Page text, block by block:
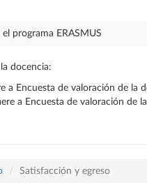
programa ERASMUS
docencia:
a Encuesta de valoración de la
a Encuesta de valoración de
Satisfacción y egreso